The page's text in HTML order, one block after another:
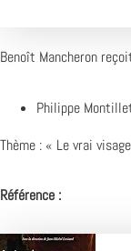
Benoît Mancheron
Philippe
Thème : « Le vrai
Référence :